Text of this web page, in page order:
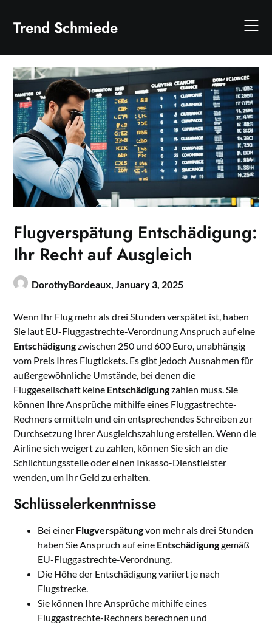
content
Trend Schmiede
Flugverspätung Entschädigung:
Ihr Recht auf Ausgleich
DorothyBordeaux,January 3, 2025
Wenn Ihr Flug mehr als drei Stunden verspätet ist, haben
Sie laut EU-Fluggastrechte-Verordnung Anspruch auf eine
Entschädigungzwischen 250 und 600 Euro, unabhängig
vom Preis Ihres Flugtickets. Es gibt jedoch Ausnahmen für
außergewöhnliche Umstände, bei denen die
Fluggesellschaft keine Entschädigungzahlen muss. Sie
können Ihre Ansprüche mithilfe eines Fluggastrechte-
Rechners ermitteln und ein entsprechendes Schreiben zur
Durchsetzung Ihrer Ausgleichszahlung erstellen. Wenn die
Airline sich weigert zu zahlen, können Sie sich an die
Schlichtungsstelle oder einen Inkasso-Dienstleister
wenden, um Ihr Geld zu erhalten.
Schlüsselerkenntnisse
Bei einer Flugverspätungvon mehr als drei Stunden
haben Sie Anspruch auf eine Entschädigunggemäß
EU-Fluggastrechte-Verordnung.
Die Höhe der Entschädigung variiert je nach
Flugstrecke.
Sie können Ihre Ansprüche mithilfe eines
Fluggastrechte-Rechners berechnen und